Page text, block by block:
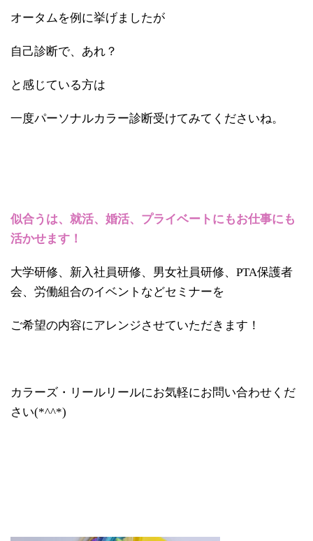
オータムを例に挙げましたが
自己診断で、あれ？
と感じている方は
一度パーソナルカラー診断受けてみてくださいね。
似合うは、就活、婚活、プライベートにもお仕事にも
活かせます！
大学研修、新入社員研修、男女社員研修、PTA保護者
会、労働組合のイベントなどセミナーを
ご希望の内容にアレンジさせていただきます！
カラーズ・リールリールにお気軽にお問い合わせくだ
さい(*^^*)